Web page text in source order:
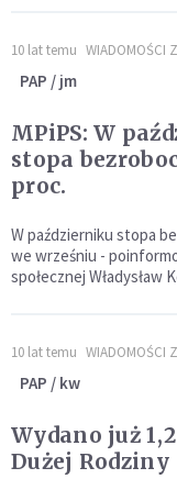
10 lat temu WIADOMOŚCI
PAP / jm
MPiPS: W
stopa
proc.
W październiku stopa
we wrześniu -
społecznej Władysław
10 lat temu WIADOMOŚCI
PAP / kw
Wydano już
Dużej Rodziny